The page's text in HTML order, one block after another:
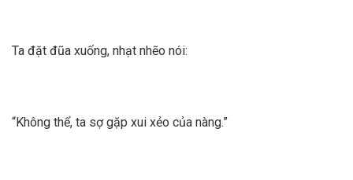
Ta đặt đũa xuống, nhạt nhẽo nói:
“Không thể, ta sợ gặp xui xẻo của nàng.”